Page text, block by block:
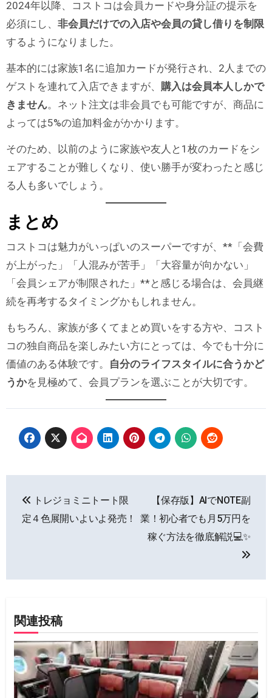
2024年以降、コストコは会員カードや身分証の提示を
必須にし、 非会員だけでの入店や会員の貸し借りを制限
するようになりました。
基本的には家族1名に追加カードが発行され、2人までの
ゲストを連れて入店できますが、 購入は会員本人しかで
きません。ネット注文は非会員でも可能ですが、商品に
よっては5%の追加料金がかかります。
そのため、以前のように家族や友人と1枚のカードをシ
ェアすることが難しくなり、使い勝手が変わったと感じ
る人も多いでしょう。
まとめ
コストコは魅力がいっぱいのスーパーですが、**「会費
が上がった」「人混みが苦手」「大容量が向かない」
「会員シェアが制限された」**と感じる場合は、会員継
続を再考するタイミングかもしれません。
もちろん、家族が多くてまとめ買いをする方や、コスト
コの独自商品を楽しみたい方にとっては、今でも十分に
価値のある体験です。
自分のライフスタイルに合うかど
うかを見極めて、会員プランを選ぶことが大切です。
稿
ゲ
ー
シ
ョ
ン
トレジョミニトート限
定４色展開いよいよ発売！
【保存版】AIでNOTE副
業！初心者でも月5万円を
稼ぐ方法を徹底解説💻✨
関連投稿